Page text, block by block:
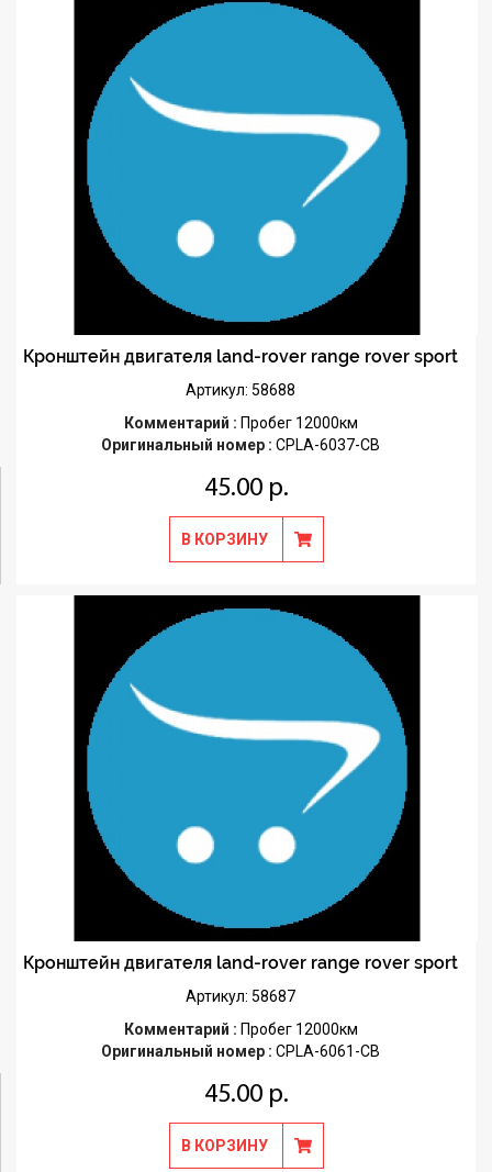
Кронштейн двигателя land-rover range rover sport
Артикул: 58688
Комментарий : Пробег 12000км
Оригинальный номер : CPLA-6037-CB
45.00 р.
В КОРЗИНУ
Кронштейн двигателя land-rover range rover sport
Артикул: 58687
Комментарий : Пробег 12000км
Оригинальный номер : CPLA-6061-CB
45.00 р.
В КОРЗИНУ